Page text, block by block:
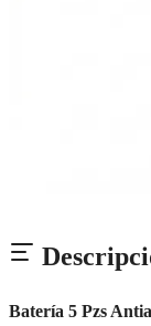
Batería 5 Pzs